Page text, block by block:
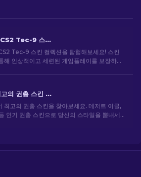
최고의 CS2 Tec-9 스킨: 상위 목록 순위 [2026]
Tec-9 스킨 컬렉션을 탐험해보세요! 스킨
해 인상적이고 세련된 게임플레이를 보장하는
CS2 최고의 권총 스킨 [2026]
최고의 권총 스킨을 찾아보세요. 데저트 이글,
인기 권총 스킨으로 당신의 스타일을 뽐내세